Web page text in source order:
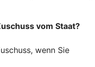
vom Staat?
wenn Sie